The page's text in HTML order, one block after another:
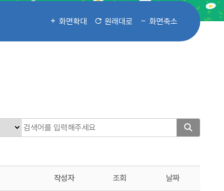
화면확대 원래대로 화면축소
작성자 조회 날짜